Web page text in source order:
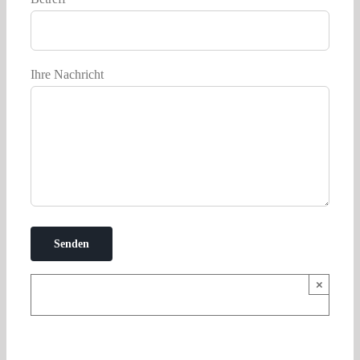
Ihre Nachricht
×